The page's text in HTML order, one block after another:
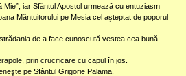
iar Sfântul Apostol urmează cu entuziasm
Mântuitorului pe Mesia cel aşteptat de poporul
de a face cunoscută vestea cea bună
prin crucificare cu capul în jos.
pe Sfântul Grigorie Palama.